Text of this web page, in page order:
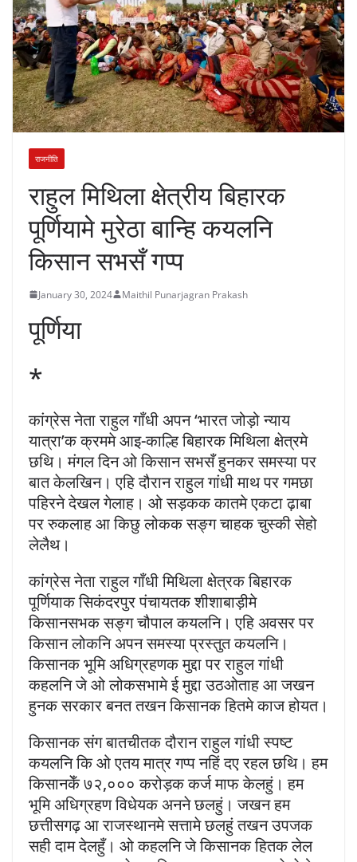
राजनीति
राहुल मिथिला क्षेत्रीय बिहारक
पूर्णियामे मुरेठा बान्हि कयलनि
किसान सभसँ गप्प
January 30, 2024 Maithil Punarjagran Prakash
पूर्णिया
*
कांग्रेस नेता राहुल गाँधी अपन ‘भारत जोड़ो न्याय
यात्रा’क क्रममे आइ-काल्हि बिहारक मिथिला क्षेत्रमे
छथि। मंगल दिन ओ किसान सभसँ हुनकर समस्या पर
बात केलखिन। एहि दौरान राहुल गांधी माथ पर गमछा
पहिरने देखल गेलाह। ओ सड़कक कातमे एकटा ढ़ाबा
पर रुकलाह आ किछु लोकक सङ्ग चाहक चुस्की सेहो
लेलैथ।
कांग्रेस नेता राहुल गाँधी मिथिला क्षेत्रक बिहारक
पूर्णियाक सिकंदरपुर पंचायतक शीशाबाड़ीमे
किसानसभक सङ्ग चौपाल कयलनि। एहि अवसर पर
किसान लोकनि अपन समस्या प्रस्तुत कयलनि।
किसानक भूमि अधिग्रहणक मुद्दा पर राहुल गांधी
कहलनि जे ओ लोकसभामे ई मुद्दा उठओताह आ जखन
हुनक सरकार बनत तखन किसानक हितमे काज होयत।
किसानक संग बातचीतक दौरान राहुल गांधी स्पष्ट
कयलनि कि ओ एतय मात्र गप्प नहिं दए रहल छथि। हम
किसानकेँ ७२,००० करोड़क कर्ज माफ केलहुं। हम
भूमि अधिग्रहण विधेयक अनने छलहुं। जखन हम
छत्तीसगढ़ आ राजस्थानमे सत्तामे छलहुं तखन उपजक
सही दाम देलहुँ। ओ कहलनि जे किसानक हितक लेल